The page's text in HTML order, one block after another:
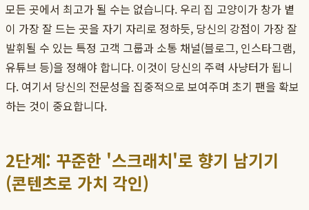
모든 곳에서 최고가 될 수는 없습니다. 우리 집 고양이가 창가 볕
이 가장 잘 드는 곳을 자기 자리로 정하듯, 당신의 강점이 가장 잘
발휘될 수 있는 특정 고객 그룹과 소통 채널(블로그, 인스타그램,
유튜브 등)을 정해야 합니다. 이것이 당신의 주력 사냥터가 됩니
다. 여기서 당신의 전문성을 집중적으로 보여주며 초기 팬을 확보
하는 것이 중요합니다.
2단계: 꾸준한 '스크래치'로 향기 남기기
(콘텐츠로 가치 각인)